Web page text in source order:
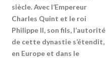
siècle. Avec l’Empereur
Charles Quint et le roi
Philippe II, son fils, l’autorité
de cette dynastie s’étendit,
en Europe et dans le